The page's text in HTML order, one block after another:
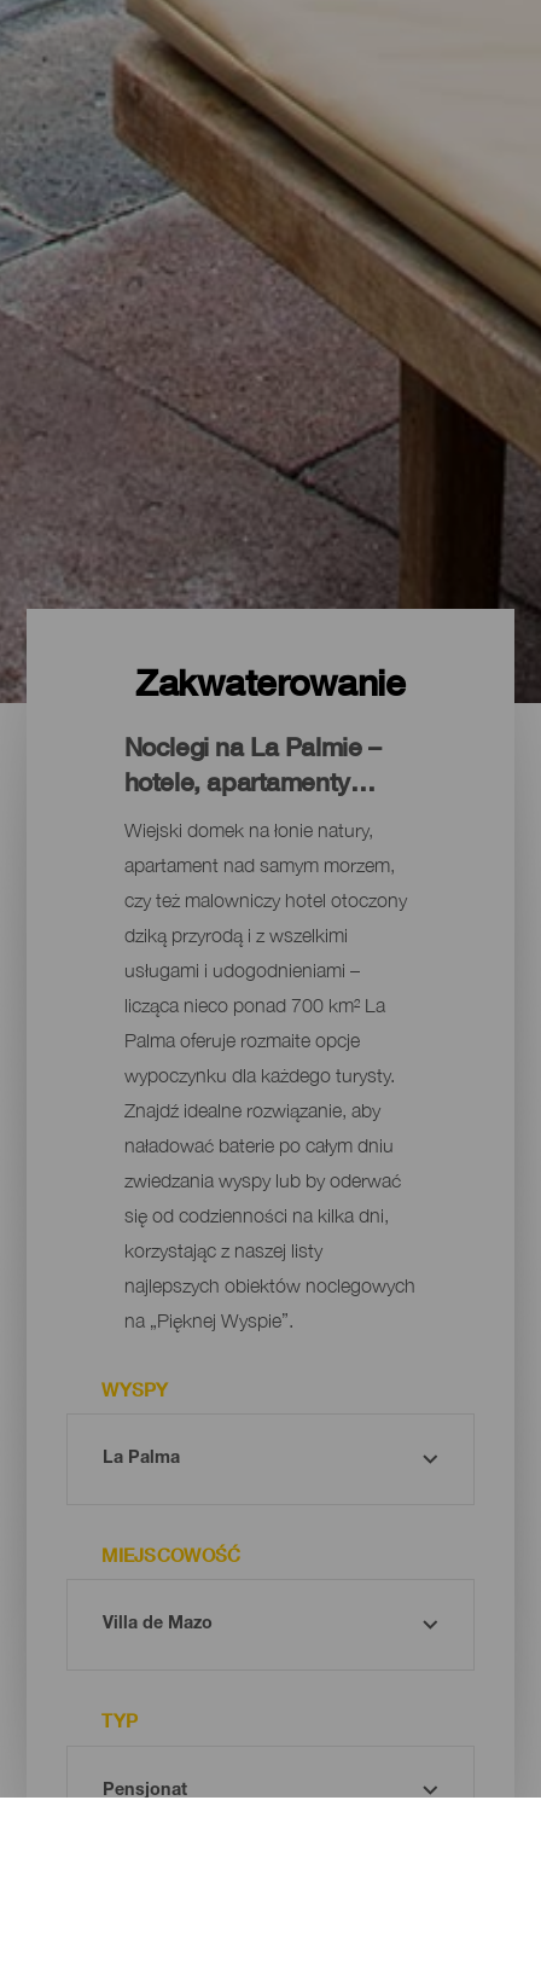
Zakwaterowanie
Noclegi na La Palmie –
hotele, apartamenty…
Wiejski domek na łonie natury,
apartament nad samym morzem,
czy też malowniczy hotel otoczony
dziką przyrodą i z wszelkimi
usługami i udogodnieniami –
licząca nieco ponad 700 km² La
Palma oferuje rozmaite opcje
wypoczynku dla każdego turysty.
Znajdź idealne rozwiązanie, aby
naładować baterie po całym dniu
zwiedzania wyspy lub by oderwać
się od codzienności na kilka dni,
korzystając z naszej listy
najlepszych obiektów noclegowych
na „Pięknej Wyspie”.
WYSPY
MIEJSCOWOŚĆ
TYP